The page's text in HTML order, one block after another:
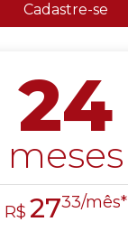
Cadastre-se
24
meses
R$ 2733/mês*